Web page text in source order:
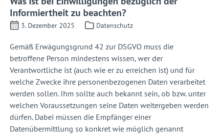
Informiertheit zu beachten?
3. Dezember 2025 Datenschutz
Gemäß Erwägungsgrund 42 zur DSGVO muss die
betroffene Person mindestens wissen, wer der
Verantwortliche ist (auch wie er zu erreichen ist) und für
welche Zwecke ihre personenbezogenen Daten verarbeitet
werden sollen. Ihm sollte auch bekannt sein, ob bzw. unter
welchen Voraussetzungen seine Daten weitergeben werden
dürfen. Dabei müssen die Empfänger einer
Datenübermittlung so konkret wie möglich genannt